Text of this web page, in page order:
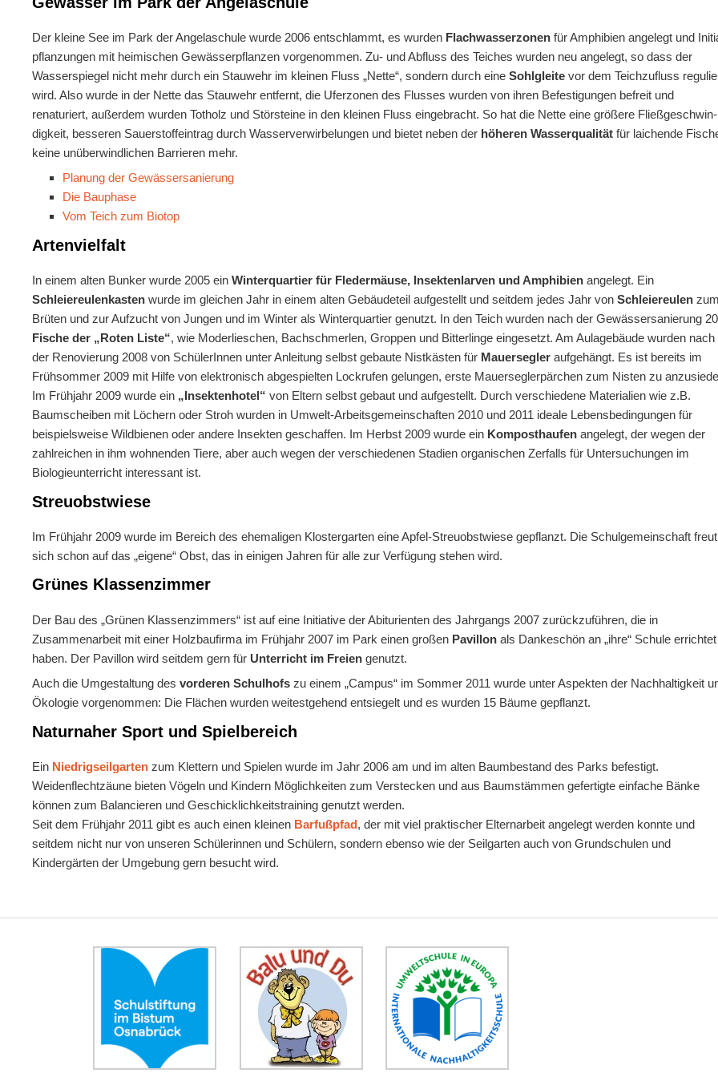
Der kleine See im Park der Angela­schule wurde 2006 entschlammt, es wur­den Flachwasser­zonen für Amphibien angelegt und
pflanzungen mit heimischen Gewäs­ser­pflan­zen vorge­nommen. Zu- und Abfluss des Teiches wurden neu angelegt, so dass der
Wasser­spiegel nicht mehr durch ein Stauwehr im kleinen Fluss „Nette“, sondern durch eineSohlgleite vor dem Teichzufluss
wird. Also wurde in der Nette das Stauwehr ent­fernt, die Ufer­zonen des Flus­ses wurden von ihren Befesti­gungen befreit und
renaturiert, außerdem wur­den Tot­holz und Störsteine in den kleinen Fluss eingebracht. So hat die Nette eine größere Fließ­geschwin­
dig­keit, besseren Sauer­stoff­eintrag durch Wasser­verwirbelungen und bietet neben der höheren Wasser­qualität für laichende
keine unüberwindlichen Barrieren mehr.
Planung der Gewässersanierung
Die Bauphase
Vom Teich zum Biotop
Artenvielfalt
In einem alten Bunker wurde 2005 einWinterquartier für Fledermäuse, Insektenlarven und Amphibien angelegt. Ein
Schleiereulenkasten wurde im gleichen Jahr in einem alten Gebäudeteil aufgestellt und seitdem jedes Jahr vonSchleiereulen zum
Brüten und zur Aufzucht von Jungen und im Winter als Winterquartier genutzt. In den Teich wurden nach der Gewässersanierung
Fische der „Roten Liste“, wie Moderlieschen, Bachschmerlen, Groppen und Bitterlinge eingesetzt. Am Aulagebäude wurden nach
der Renovierung 2008 von SchülerInnen unter Anleitung selbst gebaute Nistkästen für Mauersegleraufgehängt. Es ist bereits im
Frühsommer 2009 mit Hilfe von elektronisch abgespielten Lockrufen gelungen, erste Mauerseglerpärchen zum Nisten zu
Im Frühjahr 2009 wurde ein „Insektenhotel“ von Eltern selbst gebaut und aufgestellt. Durch verschiedene Materialien wie z.B.
Baumscheiben mit Löchern oder Stroh wurden in Umwelt-Arbeitsgemeinschaften 2010 und 2011 ideale Lebensbedingungen für
beispielsweise Wildbienen oder andere Insekten geschaffen. Im Herbst 2009 wurde ein Komposthaufen angelegt, der wegen der
zahlreichen in ihm wohnenden Tiere, aber auch wegen der verschiedenen Stadien organischen Zerfalls für Untersuchungen im
Biologieunterricht interessant ist.
Streuobstwiese
Im Frühjahr 2009 wurde im Bereich des ehemaligen Klostergarten eine Apfel-Streuobstwiese gepflanzt. Die Schulgemeinschaft freut
sich schon auf das „eigene“ Obst, das in einigen Jahren für alle zur Verfügung stehen wird.
Grünes Klassenzimmer
Der Bau des „Grünen Klassenzimmers“ ist auf eine Initiative der Abiturienten des Jahrgangs 2007 zurückzuführen, die in
Zusammenarbeit mit einer Holzbaufirma im Frühjahr 2007 im Park einen großen Pavillon als Dankeschön an „ihre“ Schule errichtet
haben. Der Pavillon wird seitdem gern für Unterricht im Freien genutzt.
Auch die Umgestaltung desvorderen Schulhofs zu einem „Campus“ im Sommer 2011 wurde unter Aspekten der Nachhaltigkeit
Ökologie vorgenommen: Die Flächen wurden weitestgehend entsiegelt und es wurden 15 Bäume gepflanzt.
Naturnaher Sport und Spielbereich
Ein Niedrigseilgarten zum Klettern und Spielen wurde im Jahr 2006 am und im alten Baumbestand des Parks befestigt.
Weidenflechtzäune bieten Vögeln und Kindern Möglichkeiten zum Verstecken und aus Baumstämmen gefertigte einfache Bänke
können zum Balancieren und Geschicklichkeitstraining genutzt werden.
Seit dem Frühjahr 2011 gibt es auch einen kleinen Barfußpfad, der mit viel praktischer Elternarbeit angelegt werden konnte und
seitdem nicht nur von unseren Schülerinnen und Schülern, sondern ebenso wie der Seilgarten auch von Grundschulen und
Kindergärten der Umgebung gern besucht wird.